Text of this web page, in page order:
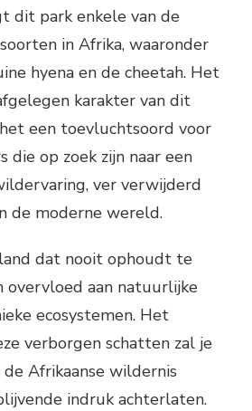
dit park enkele van de
in Afrika, waaronder
hyena en de cheetah. Het
karakter van dit
een toevluchtsoord voor
die op zoek zijn naar een
ver verwijderd
de moderne wereld.
dat nooit ophoudt te
overvloed aan natuurlijke
ecosystemen. Het
verborgen schatten zal je
Afrikaanse wildernis
indruk achterlaten.